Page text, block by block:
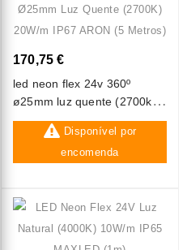
170,75 €
led neon flex 24v 360º
ø25mm luz quente (2700k)
20w/m ip67 aron (5 metros)
Disponível por
encomenda